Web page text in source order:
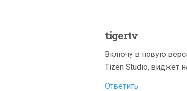
tigertv
Включу в новую
Tizen Studio, виджет
Ответить